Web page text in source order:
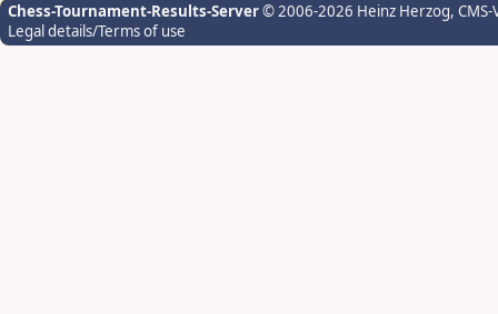
Chess-Tournament-Results-Server© 2006-2026 Heinz Herzog,
Legal details/Terms of use